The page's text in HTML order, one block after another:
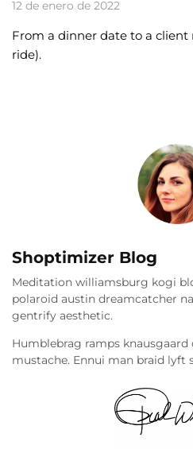
12 de enero de 2022
From a dinner date to a
ride).
Shoptimizer Blog
Meditation williamsburg kogi
polaroid austin dreamcatcher
gentrify aesthetic.
Humblebrag ramps
mustache. Ennui man braid lyft